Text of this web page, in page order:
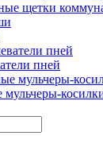
щетки
пней
мульчеры-